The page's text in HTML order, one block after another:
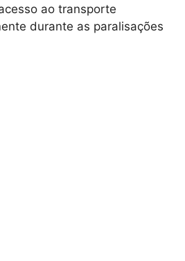
ao transporte
durante as paralisações